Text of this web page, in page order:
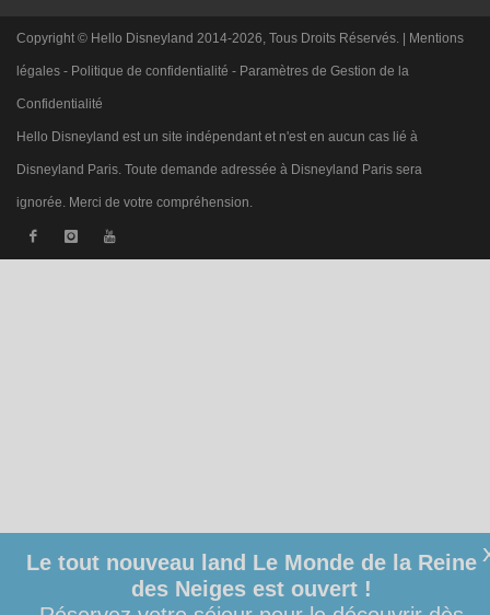
Copyright © Hello Disneyland 2014-2026, Tous Droits Réservés. | Mentions
légales - Politique de confidentialité - Paramètres de Gestion de la
Confidentialité
Hello Disneyland est un site indépendant et n'est en aucun cas lié à
Disneyland Paris. Toute demande adressée à Disneyland Paris sera
ignorée. Merci de votre compréhension.
Le tout nouveau land Le Monde de la Reine
des Neiges est ouvert !